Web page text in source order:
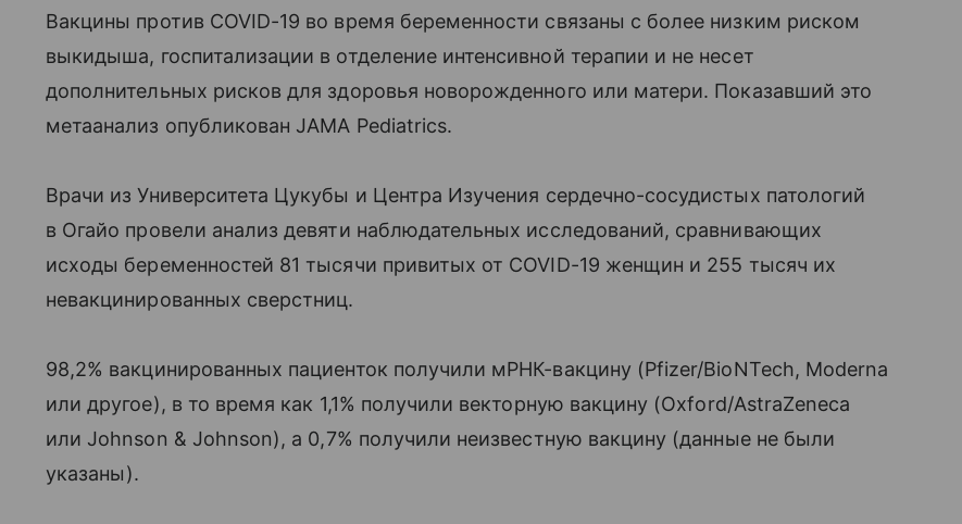
Вакцины против COVID-19 во время беременности связаны с более низким риском
выкидыша, госпитализации в отделение интенсивной терапии и не несет
дополнительных рисков для здоровья новорожденного или матери. Показавший это
метаанализ опубликован JAMA Pediatrics.
Врачи из Университета Цукубы и Центра Изучения сердечно-сосудистых патологий
в Огайо провели анализ девяти наблюдательных исследований, сравнивающих
исходы беременностей 81 тысячи привитых от COVID-19 женщин и 255 тысяч их
невакцинированных сверстниц.
98,2% вакцинированных пациенток получили мРНК-вакцину (Pfizer/BioNTech, Moderna
или другое), в то время как 1,1% получили векторную вакцину (Oxford/AstraZeneca
или Johnson & Johnson), а 0,7% получили неизвестную вакцину (данные не были
указаны).